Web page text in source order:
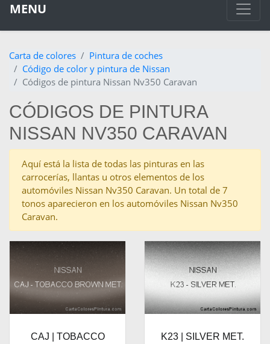
MENU
Carta de colores
Pintura de coches
Código de color y pintura de Nissan
Códigos de pintura Nissan Nv350 Caravan
CÓDIGOS DE PINTURA
NISSAN NV350 CARAVAN
Aquí está la lista de todas las pinturas en las
carrocerías, llantas u otros elementos de los
automóviles Nissan Nv350 Caravan. Un total de 7
tonos aparecieron en los automóviles Nissan Nv350
Caravan.
CAJ | TOBACCO
K23 | SILVER MET.